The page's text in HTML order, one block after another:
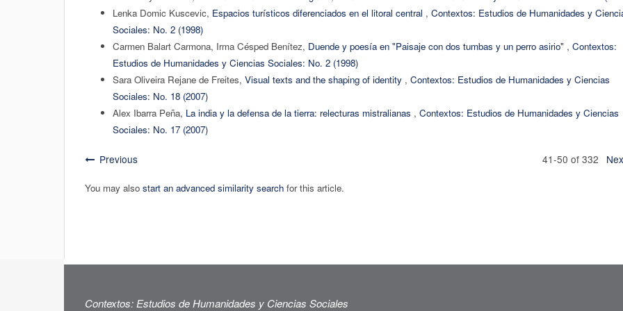
Lenka Domic Kuscevic, Espacios turísticos diferenciados en el litoral central , Contextos: Estudios de Humanidades y
Sociales: No. 2 (1998)
Carmen Balart Carmona, Irma Césped Benítez, Duende y poesía en "Paisaje con dos tumbas y un perro asirio" , Contextos:
Estudios de Humanidades y Ciencias Sociales: No. 2 (1998)
Sara Oliveira Rejane de Freites, Visual texts and the shaping of identity , Contextos: Estudios de Humanidades y Ciencias
Sociales: No. 18 (2007)
Alex Ibarra Peña, La india y la defensa de la tierra: relecturas mistralianas , Contextos: Estudios de Humanidades y Ciencias
Sociales: No. 17 (2007)
Previous 41-50 of 332
You may also start an advanced similarity search for this article.
Contextos: Estudios de Humanidades y Ciencias Sociales